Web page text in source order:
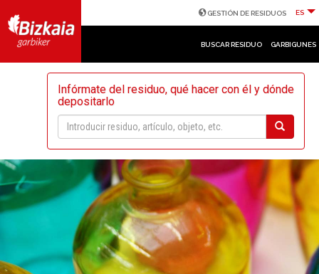
GESTIÓN DE RESIDUOS ES
BUSCAR RESIDUO GARBIGUNES
Infórmate del residuo, qué hacer con él y dónde
depositarlo